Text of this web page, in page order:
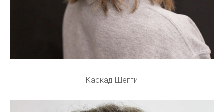
Каскад Шегги